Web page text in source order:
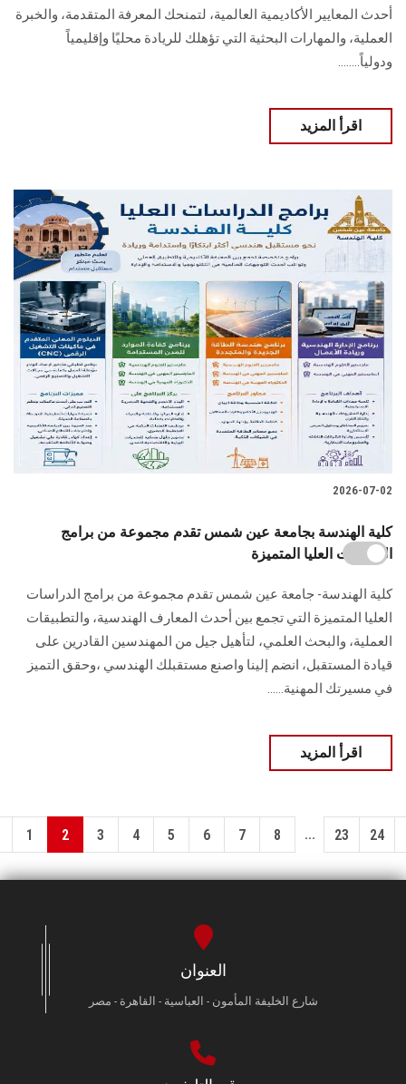
أحدث المعايير الأكاديمية العالمية، لتمنحك المعرفة المتقدمة، والخبرة
العملية، والمهارات البحثية التي تؤهلك للريادة محليًا وإقليمياً
ودولياً........
اقرأ المزيد
2026-07-02
كلية الهندسة بجامعة عين شمس تقدم مجموعة من برامج
الدراسات العليا المتميزة
كلية الهندسة- جامعة عين شمس تقدم مجموعة من برامج الدراسات
العليا المتميزة التي تجمع بين أحدث المعارف الهندسية، والتطبيقات
العملية، والبحث العلمي، لتأهيل جيل من المهندسين القادرين على
قيادة المستقبل، انضم إلينا واصنع مستقبلك الهندسي ،وحقق التميز
في مسيرتك المهنية......
اقرأ المزيد
1 2 3 4 5 6 7 8 ... 23 24
العنوان
شارع الخليفة المأمون - العباسية - القاهرة - مصر